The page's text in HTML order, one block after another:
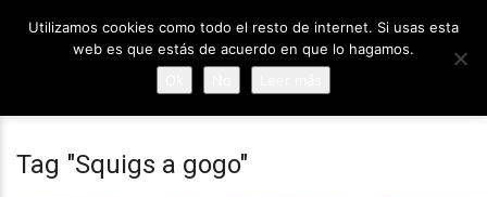
Tag "Squigs a gogo"
Utilizamos cookies como todo el resto de internet. Si usas esta
web es que estás de acuerdo en que lo hagamos.